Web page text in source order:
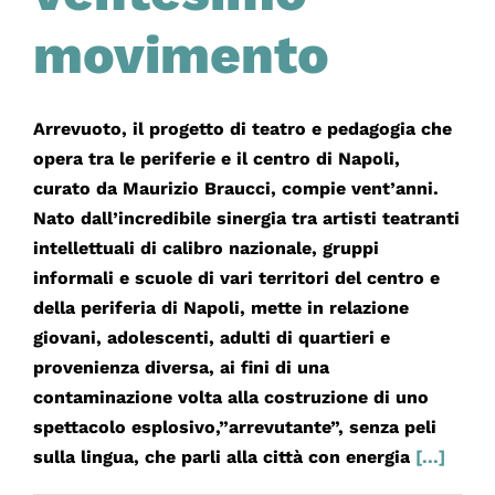
movimento
Arrevuoto, il progetto di teatro e pedagogia che
opera tra le periferie e il centro di Napoli,
curato da Maurizio Braucci, compie vent’anni.
Nato dall’incredibile sinergia tra artisti teatranti
intellettuali di calibro nazionale, gruppi
informali e scuole di vari territori del centro e
della periferia di Napoli, mette in relazione
giovani, adolescenti, adulti di quartieri e
provenienza diversa, ai fini di una
contaminazione volta alla costruzione di uno
spettacolo esplosivo,”arrevutante”, senza peli
sulla lingua, che parli alla città con energia [...]